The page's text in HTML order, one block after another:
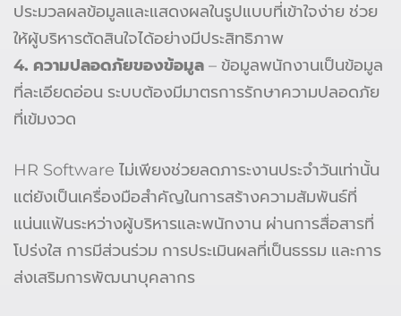
ประมวลผลข้อมูลและแสดงผลในรูปแบบที่เข้าใจง่าย ช่วย
ให้ผู้บริหารตัดสินใจได้อย่างมีประสิทธิภาพ
4. ความปลอดภัยของข้อมูล – ข้อมูลพนักงานเป็นข้อมูล
ที่ละเอียดอ่อน ระบบต้องมีมาตรการรักษาความปลอดภัย
ที่เข้มงวด
HR Software ไม่เพียงช่วยลดภาระงานประจำวันเท่านั้น
แต่ยังเป็นเครื่องมือสำคัญในการสร้างความสัมพันธ์ที่
แน่นแฟ้นระหว่างผู้บริหารและพนักงาน ผ่านการสื่อสารที่
โปร่งใส การมีส่วนร่วม การประเมินผลที่เป็นธรรม และการ
ส่งเสริมการพัฒนาบุคลากร